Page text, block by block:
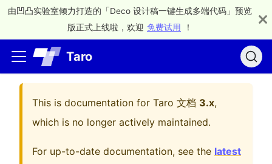
由凹凸实验室倾力打造的「Deco 设计稿一键生成多端代码」预览
版正式上线啦，欢迎 免费试用 ！
Taro
This is documentation for Taro 文档 3.x,
which is no longer actively maintained.
For up-to-date documentation, see the latest